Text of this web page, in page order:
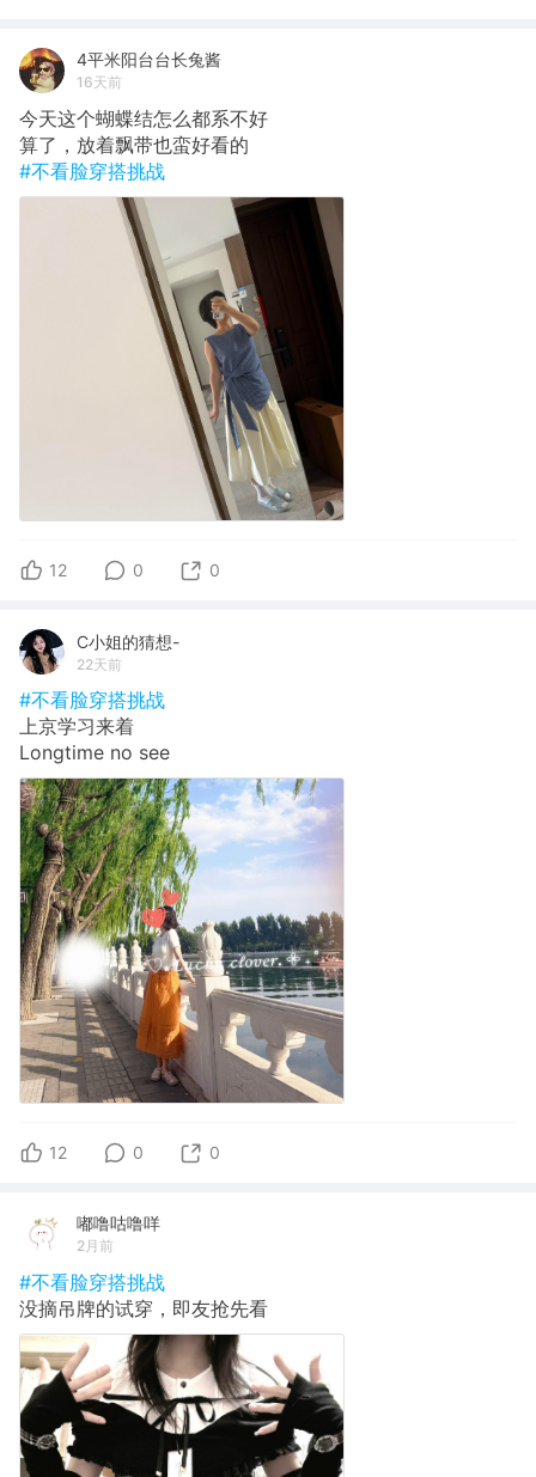
4平米阳台台长兔酱
16天前
今天这个蝴蝶结怎么都系不好
算了，放着飘带也蛮好看的
#不看脸穿搭挑战
12 0 0
C小姐的猜想-
22天前
#不看脸穿搭挑战
上京学习来着
Longtime no see
12 0 0
嘟噜咕噜咩
2月前
#不看脸穿搭挑战
没摘吊牌的试穿，即友抢先看